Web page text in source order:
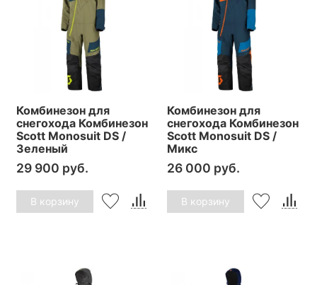
Комбинезон для
снегохода Комбинезон
Scott Monosuit DS /
Зеленый
29 900 руб.
В корзину
Комбинезон для
снегохода Комбинезон
Scott Monosuit DS /
Микс
26 000 руб.
В корзину